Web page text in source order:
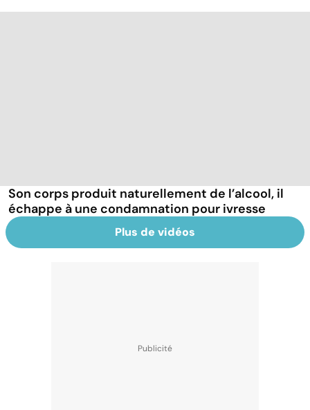
Son corps produit naturellement de l’alcool, il
échappe à une condamnation pour ivresse
Plus de vidéos